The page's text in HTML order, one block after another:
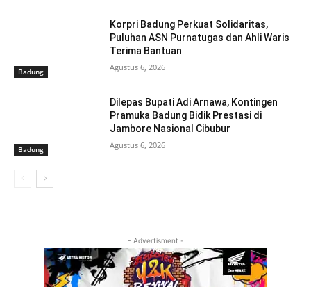
Badung
Korpri Badung Perkuat Solidaritas,
Puluhan ASN Purnatugas dan Ahli Waris
Terima Bantuan
Agustus 6, 2026
Badung
Dilepas Bupati Adi Arnawa, Kontingen
Pramuka Badung Bidik Prestasi di
Jambore Nasional Cibubur
Agustus 6, 2026
- Advertisment -